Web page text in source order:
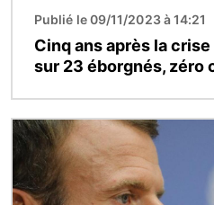
Publié le 09/11/2023 à 14:21
Cinq ans après la
sur 23 éborgnés, zéro
Image